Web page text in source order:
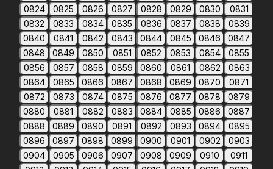
0824
0825 0826 0827 0828 0829 0830
0831
0832
0833 0834 0835 0836 0837 0838
0839
0840
0841 0842 0843 0844 0845 0846
0847
0848
0849 0850 0851 0852 0853 0854
0855
0856
0857 0858 0859 0860 0861 0862
0863
0864
0865 0866 0867 0868 0869 0870
0871
0872
0873 0874 0875 0876 0877 0878
0879
0880
0881 0882 0883 0884 0885 0886
0887
0888
0889 0890 0891 0892 0893 0894
0895
0896
0897 0898 0899 0900 0901 0902
0903
0904
0905 0906 0907 0908 0909 0910
0911